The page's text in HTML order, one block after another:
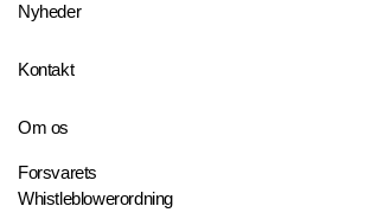
Nyheder
Kontakt
Om os
Forsvarets
Whistleblowerordning